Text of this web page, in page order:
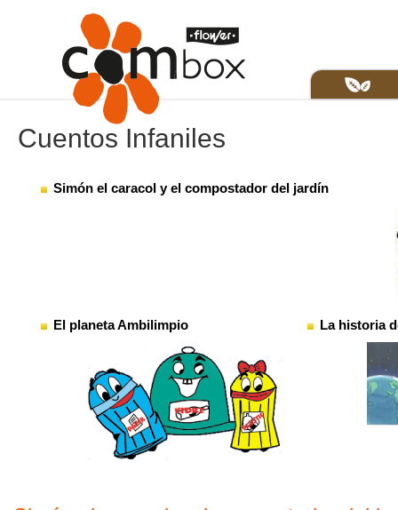
Cuentos Infaniles
Simón el caracol y el compostador del jardín
El planeta Ambilimpio La historia